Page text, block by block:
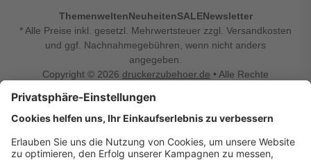
ThemenweltenNeuheitenSALENewsletter
* Alle Preise inkl. gesetzl. Mehrwertsteuer zzgl. Versandkosten
und ggf. Nachnahmegebühren, wenn nicht anders
angegeben.
Copyright © 2026 druckerzubehoer.de • Alle Rechte
Vertrag widerrufen
Druckerzubehoer.de – preiswerte Qualität für Ihr Office
Sie sind auf der Suche nach dem passenden Druckerzubehör
oder Zubehör für das Büro, den Computer oder Ihr